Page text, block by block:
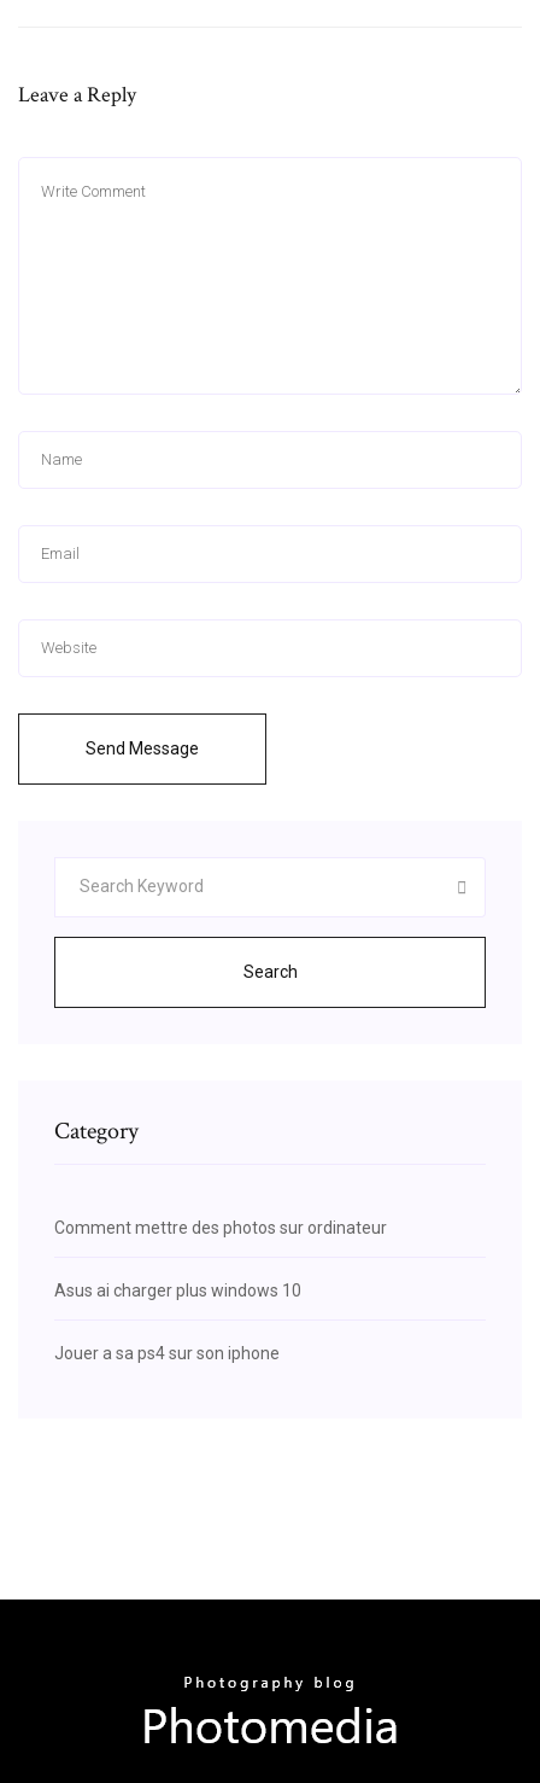
Leave a Reply
Send Message
Search
Category
Comment mettre des photos sur ordinateur
Asus ai charger plus windows 10
Jouer a sa ps4 sur son iphone